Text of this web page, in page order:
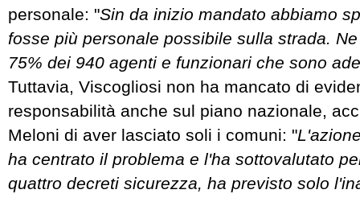
personale: "Sin da inizio mandato abbiamo
fosse più personale possibile sulla strada.
75% dei 940 agenti e funzionari che sono
Tuttavia, Viscogliosi non ha mancato di
responsabilità anche sul piano nazionale,
Meloni di aver lasciato soli i comuni: "
ha centrato il problema e l'ha sottovalutato
quattro decreti sicurezza, ha previsto solo